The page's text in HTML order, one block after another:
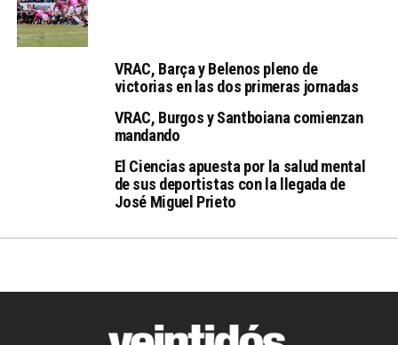
VRAC, Barça y Belenos pleno de
victorias en las dos primeras jornadas
VRAC, Burgos y Santboiana comienzan
mandando
El Ciencias apuesta por la salud mental
de sus deportistas con la llegada de
José Miguel Prieto